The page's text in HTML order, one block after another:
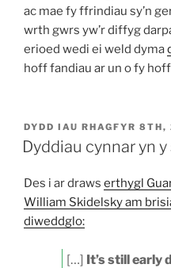
ac mae fy ffrindiau sy’n
wrth gwrs yw’r diffyg
erioed wedi ei weld dyma
hoff fandiau ar un o fy
COFNODWYD
AR
DYDD IAU RHAGFYR 8TH,
Dyddiau cynnar yn
Des i ar draws erthygl
William Skidelsky am
diweddglo:
[…] It’s still early